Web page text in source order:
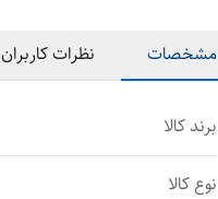
مشخصات نظرات کاربران
برند کالا
نوع کالا